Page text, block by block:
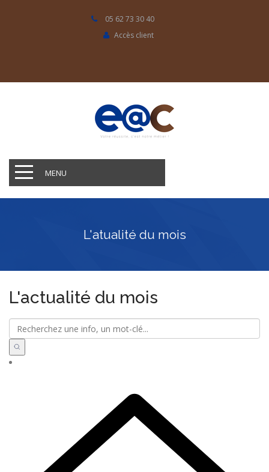
05 62 73 30 40
Accès client
MENU
L'atualité du mois
L'actualité du mois